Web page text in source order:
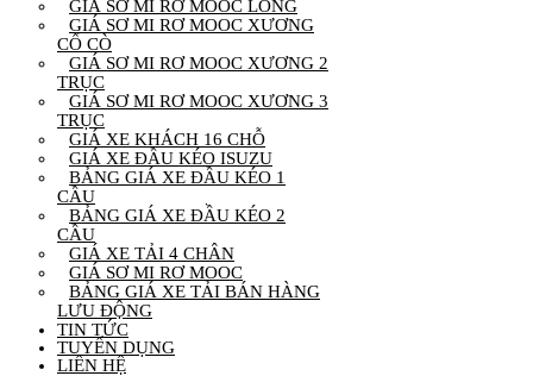
GIÁ SƠ MI RƠ MOOC LỒNG
GIÁ SƠ MI RƠ MOOC XƯƠNG
CỔ CÒ
GIÁ SƠ MI RƠ MOOC XƯƠNG 2
TRỤC
GIÁ SƠ MI RƠ MOOC XƯƠNG 3
TRỤC
GIÁ XE KHÁCH 16 CHỖ
GIÁ XE ĐẦU KÉO ISUZU
BẢNG GIÁ XE ĐẦU KÉO 1
CẦU
BẢNG GIÁ XE ĐẦU KÉO 2
CẦU
GIÁ XE TẢI 4 CHÂN
GIÁ SƠ MI RƠ MOOC
BẢNG GIÁ XE TẢI BÁN HÀNG
LƯU ĐỘNG
TIN TỨC
TUYỂN DỤNG
LIÊN HỆ